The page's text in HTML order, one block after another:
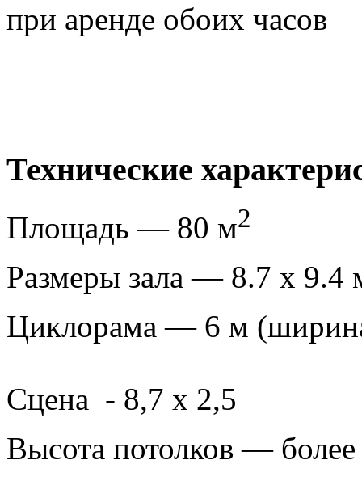
при аренде обоих часов
Технические
Площадь — 80 м2
Размеры зала — 8.7 х 9.4
Циклорама — 6 м
Сцена - 8,7 х 2,5
Высота потолков —